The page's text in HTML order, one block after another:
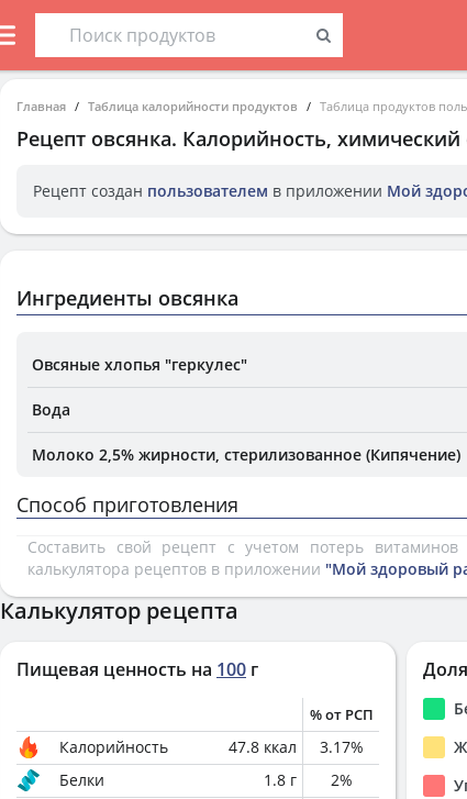
Главная Таблица калорийности продуктов Таблица продуктов
Рецепт овсянка. Калорийность,
Рецепт создан пользователем в приложении Мой
Ингредиенты овсянка
Овсяные хлопья "геркулес"
Вода
Молоко 2,5% жирности, стерилизованное (Кипячение)
Способ приготовления
Составить свой рецепт с учетом потерь
калькулятора рецептов в приложении "Мой здоровый
Калькулятор рецепта
Пищевая ценность на 100 г
% от РСП
Калорийность 47.8 ккал 3.17%
Белки
1.8 г 2%